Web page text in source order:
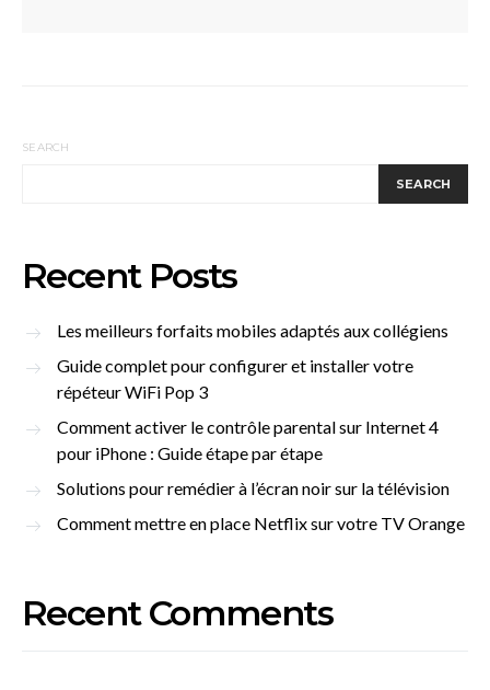
SEARCH
SEARCH
Recent Posts
Les meilleurs forfaits mobiles adaptés aux collégiens
Guide complet pour configurer et installer votre
répéteur WiFi Pop 3
Comment activer le contrôle parental sur Internet 4
pour iPhone : Guide étape par étape
Solutions pour remédier à l’écran noir sur la télévision
Comment mettre en place Netflix sur votre TV Orange
Recent Comments